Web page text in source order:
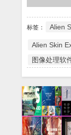
标签： Alien
Alien Skin
图像处理软